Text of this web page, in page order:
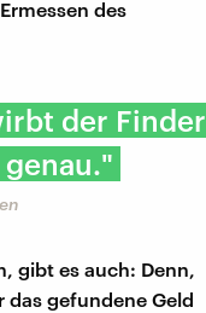
des
der Finder
genau."
gibt es auch: Denn,
gefundene Geld